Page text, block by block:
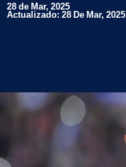
28 de Mar, 2025
Actualizado: 28 De Mar, 2025